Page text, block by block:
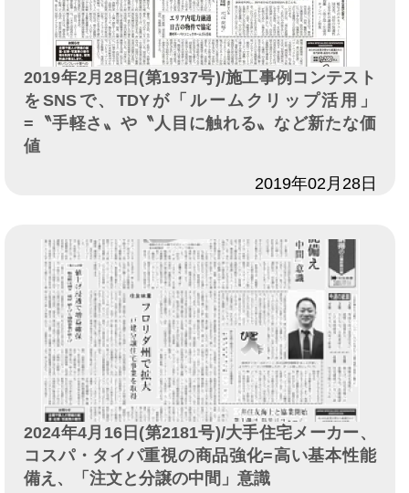
2019年2月28日(第1937号)/施工事例コンテスト
をSNSで、TDYが「ルームクリップ活用」
=〝手軽さ〟や〝人目に触れる〟など新たな価
値
2019年02月28日
2024年4月16日(第2181号)/大手住宅メーカー、
コスパ・タイパ重視の商品強化=高い基本性能
備え、「注文と分譲の中間」意識